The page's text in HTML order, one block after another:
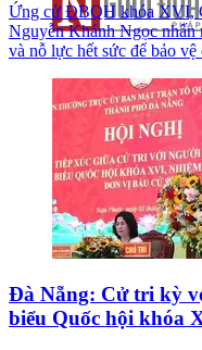
Ứng cử ĐBQH khóa XVI,
Nguyễn Khánh Ngọc nhấn
và nỗ lực hết sức để bảo
Đà Nẵng: Cử tri kỳ
biểu Quốc hội khóa